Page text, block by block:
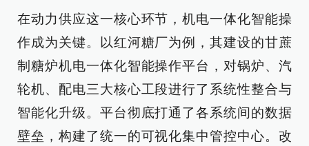
在动力供应这一核心环节，机电一体化智能操
作成为关键。以红河糖厂为例，其建设的甘蔗
制糖炉机电一体化智能操作平台，对锅炉、汽
轮机、配电三大核心工段进行了系统性整合与
智能化升级。平台彻底打通了各系统间的数据
壁垒，构建了统一的可视化集中管控中心。改